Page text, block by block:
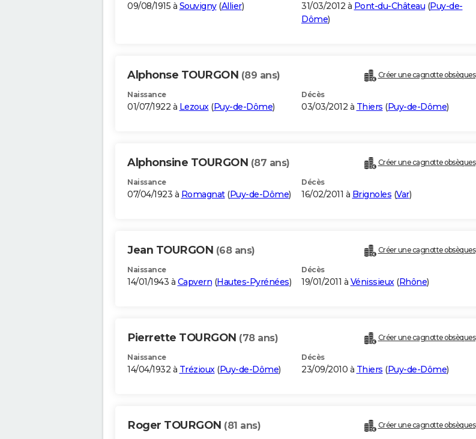
09/08/1915 à Souvigny(Allier) 31/03/2012 à Pont-du-Château (Puy-de-
Dôme)
Alphonse TOURGON (89 ans) Créer une cagnotte obsèques
Naissance
01/07/1922 à Lezoux(Puy-de-Dôme)
Décès
03/03/2012 à Thiers (Puy-de-Dôme)
Alphonsine TOURGON (87 ans) Créer une cagnotte obsèques
Naissance
07/04/1923 à Romagnat(Puy-de-Dôme)
Décès
16/02/2011 à Brignoles (Var)
Jean TOURGON (68 ans) Créer une cagnotte obsèques
Naissance
14/01/1943 à Capvern (Hautes-Pyrénées)
Décès
19/01/2011 à Vénissieux(Rhône)
Pierrette TOURGON (78 ans) Créer une cagnotte obsèques
Naissance
14/04/1932 à Trézioux(Puy-de-Dôme)
Décès
23/09/2010 à Thiers (Puy-de-Dôme)
Roger TOURGON (81 ans) Créer une cagnotte obsèques